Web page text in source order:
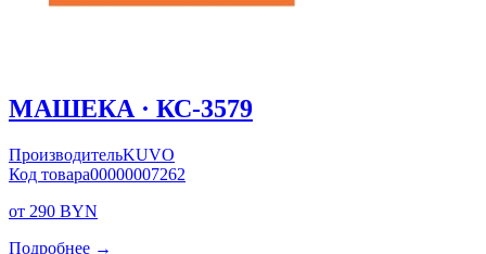
МАШЕКА · КС-3579
ПроизводительKUVO
Код товара00000007262
от 290 BYN
Подробнее →